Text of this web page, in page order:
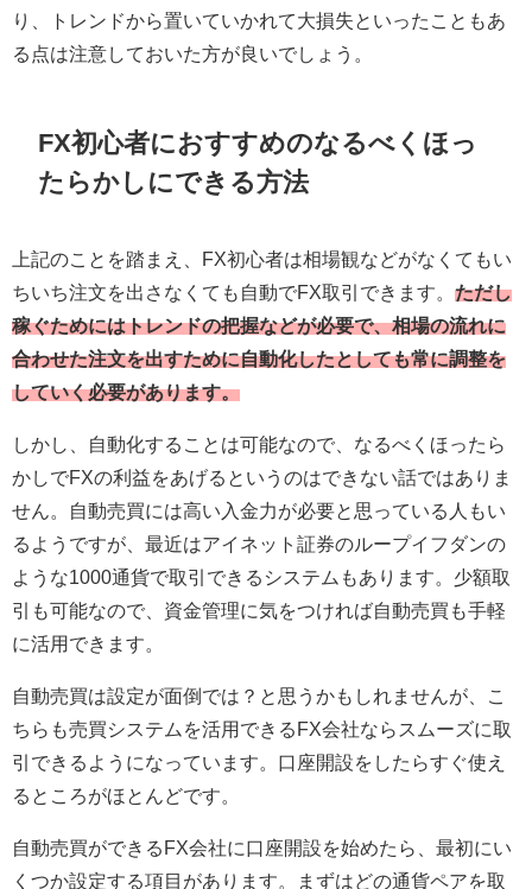
り、トレンドから置いていかれて大損失といったこともあ
る点は注意しておいた方が良いでしょう。
FX初心者におすすめのなるべくほっ
たらかしにできる方法
上記のことを踏まえ、FX初心者は相場観などがなくてもい
ちいち注文を出さなくても自動でFX取引できます。 ただし
稼ぐためにはトレンドの把握などが必要で、相場の流れに
合わせた注文を出すために自動化したとしても常に調整を
していく必要があります。
しかし、自動化することは可能なので、なるべくほったら
かしでFXの利益をあげるというのはできない話ではありま
せん。自動売買には高い入金力が必要と思っている人もい
るようですが、最近はアイネット証券のループイフダンの
ような1000通貨で取引できるシステムもあります。少額取
引も可能なので、資金管理に気をつければ自動売買も手軽
に活用できます。
自動売買は設定が面倒では？と思うかもしれませんが、こ
ちらも売買システムを活用できるFX会社ならスムーズに取
引できるようになっています。口座開設をしたらすぐ使え
るところがほとんどです。
自動売買ができるFX会社に口座開設を始めたら、最初にい
くつか設定する項目があります。まずはどの通貨ペアを取